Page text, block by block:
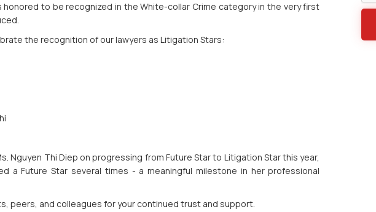
honored to be recognized in the White-collar Crime category in the very first
the recognition of our lawyers as Litigation Stars:
Nguyen Thi Diep on progressing from Future Star to Litigation Star this year,
a Future Star several times - a meaningful milestone in her professional
peers, and colleagues for your continued trust and support.